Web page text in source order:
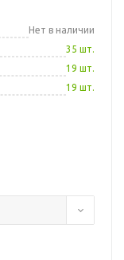
Нет в наличии
35 шт.
19 шт.
19 шт.